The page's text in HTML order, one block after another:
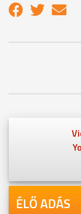
ÉLŐ ADÁS